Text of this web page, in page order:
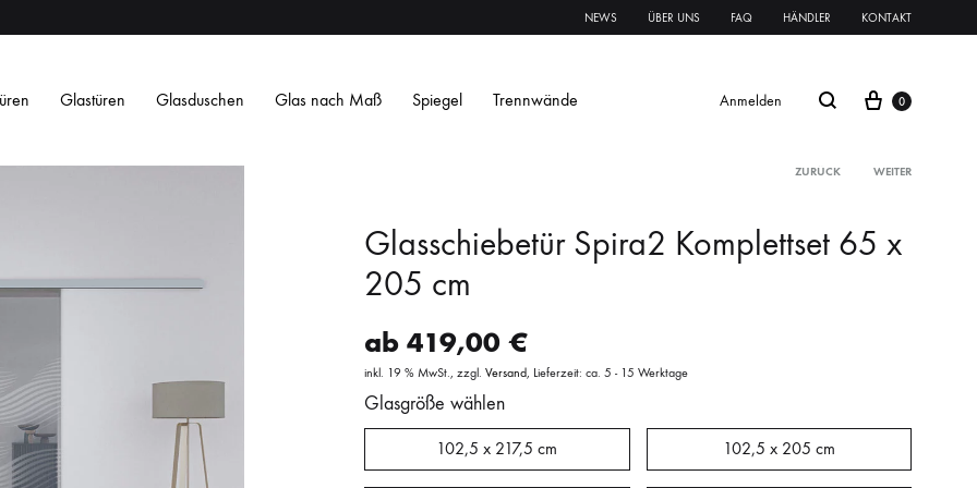
NEWS ÜBER UNS FAQ HÄNDLER KONTAKT
Streifen Loft
Glastüren
Streifen Loft
Glasduschen Glas nach Maß
Satiniertes ESG Getöntes ESG Ornament ESG Klares VSG
Spiegel Trennwände Anmelden
Glasschiebetür Streifen
0
ZURÜCK WEITER
Glasschiebetür Spira2 Komplettset 65 x
205 cm
ab 419,00 €
inkl. 19 % MwSt. zzgl. Versand Lieferzeit: ca. 5 - 15 Werktage
Glasgröße wählen
102,5 x 217,5 cm 102,5 x 205 cm